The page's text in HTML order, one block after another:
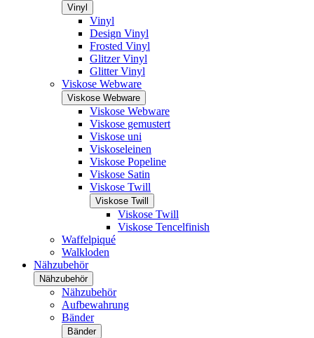
Vinyl
Vinyl
Design Vinyl
Frosted Vinyl
Glitzer Vinyl
Glitter Vinyl
Viskose Webware
Viskose Webware
Viskose Webware
Viskose gemustert
Viskose uni
Viskoseleinen
Viskose Popeline
Viskose Satin
Viskose Twill
Viskose Twill
Viskose Twill
Viskose Tencelfinish
Waffelpiqué
Walkloden
Nähzubehör
Nähzubehör
Nähzubehör
Aufbewahrung
Bänder
Bänder